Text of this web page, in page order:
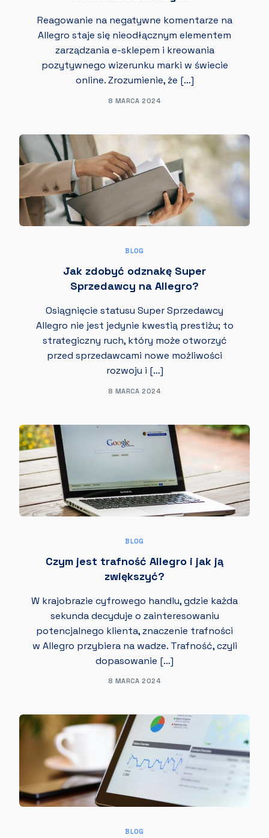
Reagowanie na negatywne komentarze na
Allegro staje się nieodłącznym elementem
zarządzania e-sklepem i kreowania
pozytywnego wizerunku marki w świecie
online. Zrozumienie, że […]
8 MARCA 2024
BLOG
Jak zdobyć odznakę Super
Sprzedawcy na Allegro?
Osiągnięcie statusu Super Sprzedawcy
Allegro nie jest jedynie kwestią prestiżu; to
strategiczny ruch, który może otworzyć
przed sprzedawcami nowe możliwości
rozwoju i […]
8 MARCA 2024
BLOG
Czym jest trafność Allegro i jak ją
zwiększyć?
W krajobrazie cyfrowego handlu, gdzie każda
sekunda decyduje o zainteresowaniu
potencjalnego klienta, znaczenie trafności
w Allegro przybiera na wadze. Trafność, czyli
dopasowanie […]
8 MARCA 2024
BLOG